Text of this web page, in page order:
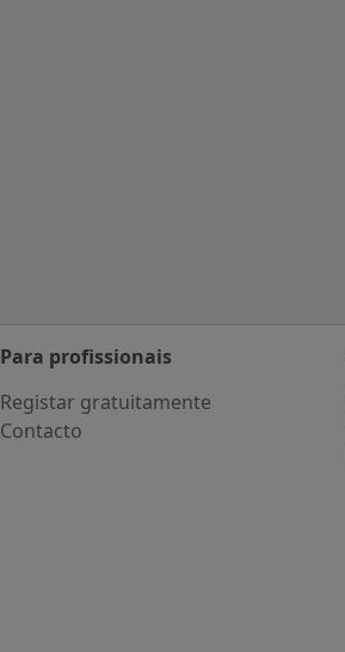
Para profissionais
Registar gratuitamente
Contacto